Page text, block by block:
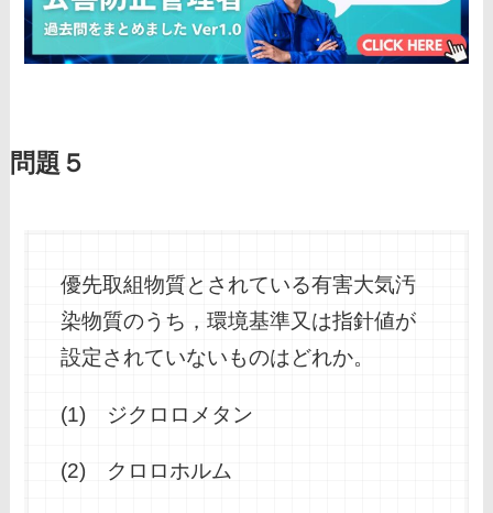
問題５
優先取組物質とされている有害大気汚
染物質のうち，環境基準又は指針値が
設定されていないものはどれか。
(1) ジクロロメタン
(2) クロロホルム